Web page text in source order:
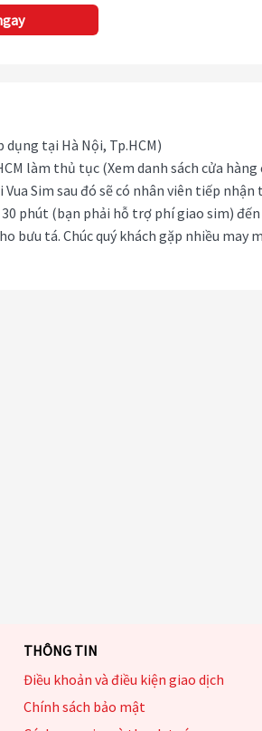
tại Hà Nội, Tp.HCM)
làm thủ tục (Xem danh sách cửa
Sim sau đó sẽ có nhân viên tiếp
phút (bạn phải hỗ trợ phí giao sim)
tá. Chúc quý khách gặp nhiều may
THÔNG TIN
Điều khoản và điều kiện giao dịch
Chính sách bảo mật